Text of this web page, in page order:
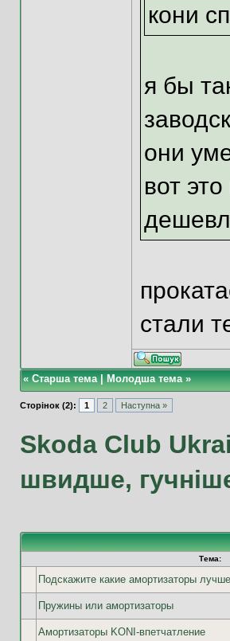
кони
я бы
они
вот
стали
«Старша тема|Молодша тема»
Сторінок (2): 1 2 Наступна »
Skoda Club
швидше,
Тема:
Подскажите какие амортизаторы
Пружины или амортизаторы
Амортизаторы KONI-впетчатление